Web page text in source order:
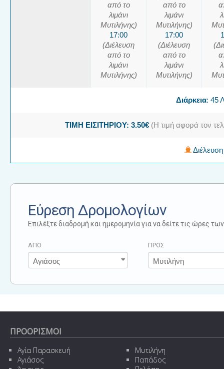
από το
λιμάνι
Μυτιλήνης)
17:00
(Διέλευση
από το
λιμάνι
Μυτιλήνης)
από το
λιμάνι
Μυτιλήνης)
17:00
(Διέλευση
από το
λιμάνι
Μυτιλήνης)
Διάρκεια: 45
ΤΙΜΗ ΕΙΣΙΤΗΡΙΟΥ: 3.50€ (Η τιμή αφορά τον
Διέλευση
Εύρεση Δρομολογίων
Επιλέξτε διαδρομή και ημερομηνία για να δείτε τις ώρες
ΑΠΟ ΠΡΟΣ
ΠΡΟΟΡΙΣΜΟΙ
Αγία Παρασκευή
Αγιάσος
Μυτιλήνη
Παπάδος